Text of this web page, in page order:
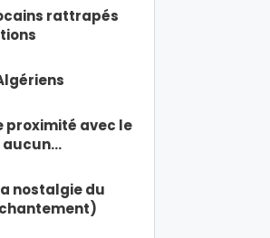
rattrapés
proximité avec le
aucun…
nostalgie du